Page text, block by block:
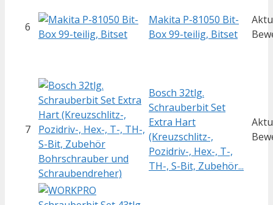
6
Makita P-81050 Bit-
Box 99-teilig, Bitset
7
Bosch 32tlg.
Schrauberbit Set
Extra Hart
(Kreuzschlitz-,
Pozidriv-, Hex-, T-,
TH-, S-Bit, Zubehör...